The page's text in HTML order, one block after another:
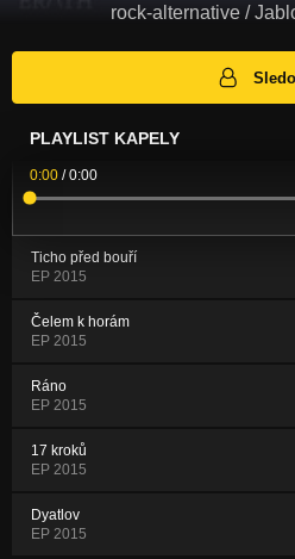
rock-alternative /
PLAYLIST KAPELY
0:00 /0:00
Ticho před bouří
EP 2015
Čelem k horám
EP 2015
Ráno
EP 2015
17 kroků
EP 2015
Dyatlov
EP 2015